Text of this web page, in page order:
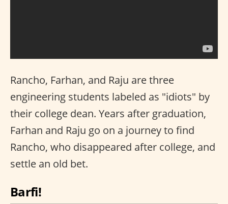
Rancho, Farhan, and Raju are three
engineering students labeled as "idiots" by
their college dean. Years after graduation,
Farhan and Raju go on a journey to find
Rancho, who disappeared after college, and
settle an old bet.
Barfi!